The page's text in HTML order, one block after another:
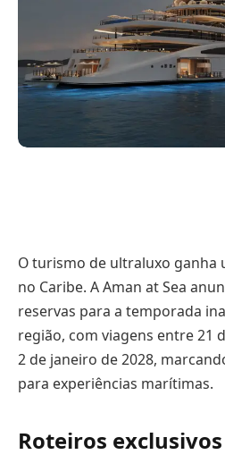
O turismo de ultraluxo ganha
no Caribe. A Aman at Sea
reservas para a temporada
região, com viagens entre 21
2 de janeiro de 2028,
para experiências marítimas.
Roteiros